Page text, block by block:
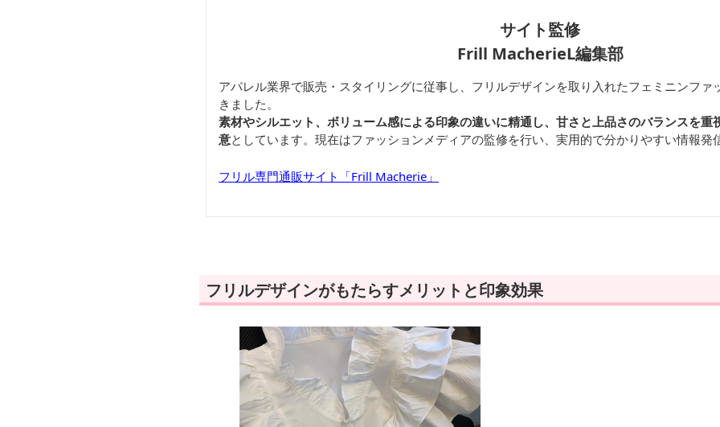
サイト監修
Frill MacherieL編集部
アパレル業界で販売・スタイリングに従事し、フリルデザインを取り入れたフェミニンファ
きました。
素材やシルエット、ボリューム感による印象の違いに精通し、甘さと上品さのバランスを重
意としています。現在はファッションメディアの監修を行い、実用的で分かりやすい情報発
フリル専門通販サイト「Frill Macherie」
フリルデザインがもたらすメリットと印象効果